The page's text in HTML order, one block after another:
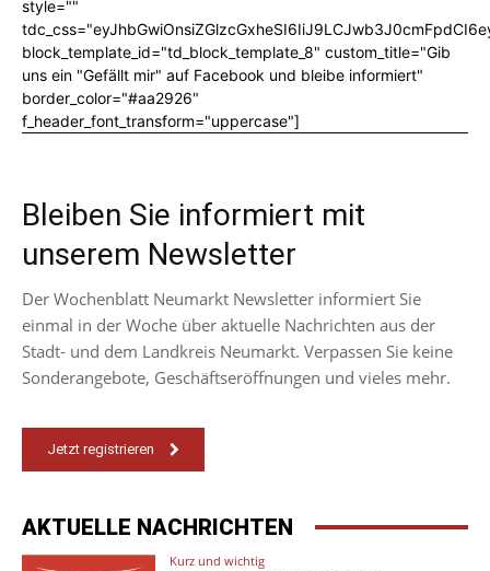
style=""
block_template_id="td_block_template_8" custom_title="Gib
uns ein "Gefällt mir" auf Facebook und bleibe informiert"
border_color="#aa2926"
f_header_font_transform="uppercase"]
Bleiben Sie informiert mit
unserem Newsletter
Der Wochenblatt Neumarkt Newsletter informiert Sie
einmal in der Woche über aktuelle Nachrichten aus der
Stadt- und dem Landkreis Neumarkt. Verpassen Sie keine
Sonderangebote, Geschäftseröffnungen und vieles mehr.
Jetzt registrieren
AKTUELLE NACHRICHTEN
Kurz und wichtig